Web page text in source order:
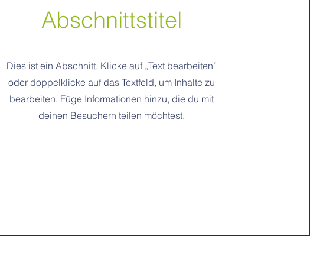
Abschnittstitel
Dies ist ein Abschnitt. Klicke auf „Text bearbeiten”
oder doppelklicke auf das Textfeld, um Inhalte zu
bearbeiten. Füge Informationen hinzu, die du mit
deinen Besuchern teilen möchtest.